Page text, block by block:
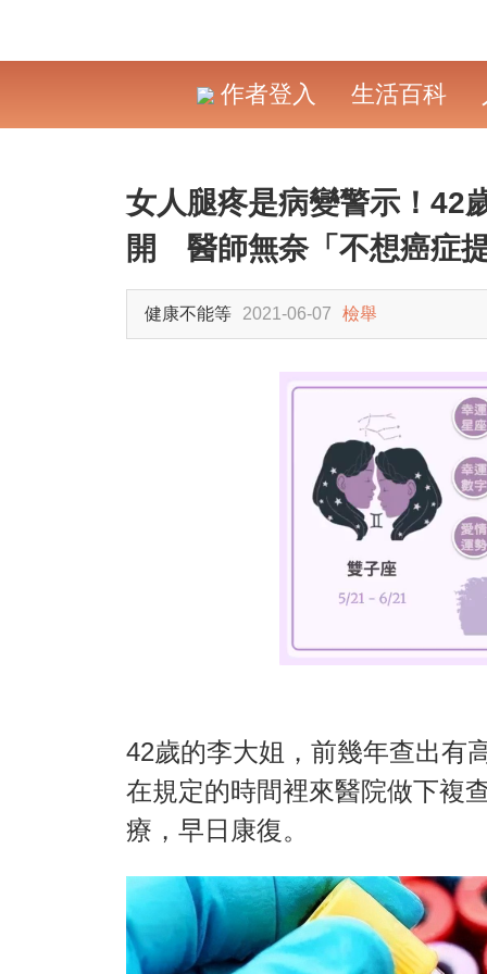
作者登入 生活百科
女人腿疼是病變警示！42
開 醫師無奈「不想癌症
健康不能等 2021-06-07 檢舉
42歲的李大姐，前幾年查出有
在規定的時間裡來醫院做下複
療，早日康復。